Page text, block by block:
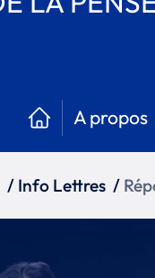
A propos
/ Info Lettres /